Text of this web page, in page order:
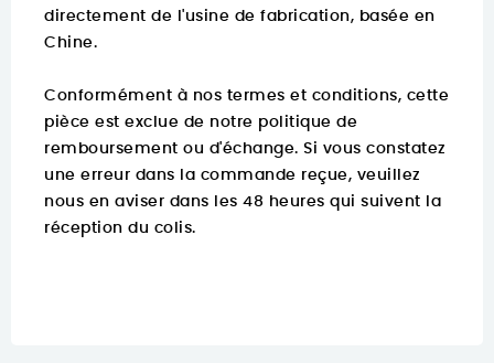
directement de l'usine de fabrication, basée en
Chine.
Conformément à nos termes et conditions, cette
pièce est exclue de notre politique de
remboursement ou d'échange. Si vous constatez
une erreur dans la commande reçue, veuillez
nous en aviser dans les 48 heures qui suivent la
réception du colis.